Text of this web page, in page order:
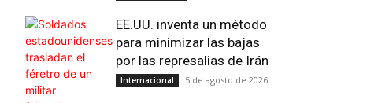
EE.UU. inventa un método
para minimizar las bajas
por las represalias de Irán
Internacional 5 de agosto de 2026